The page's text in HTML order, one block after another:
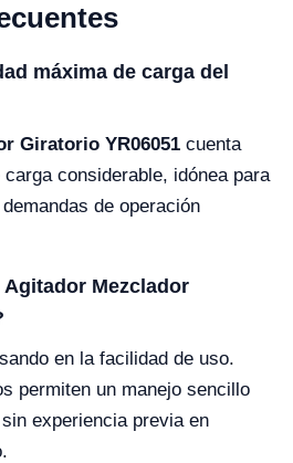
máxima de carga del
Giratorio YR06051 cuenta
considerable, idónea para
de operación
Mezclador
en la facilidad de uso.
permiten un manejo sencillo
experiencia previa en